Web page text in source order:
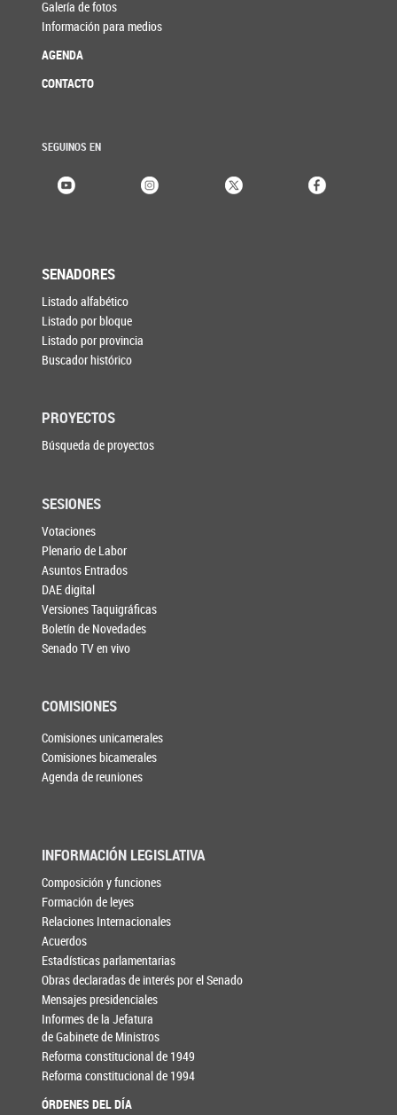
Galería de fotos
Información para medios
AGENDA
CONTACTO
SEGUINOS EN
SENADORES
Listado alfabético
Listado por bloque
Listado por provincia
Buscador histórico
PROYECTOS
Búsqueda de proyectos
SESIONES
Votaciones
Plenario de Labor
Asuntos Entrados
DAE digital
Versiones Taquigráficas
Boletín de Novedades
Senado TV en vivo
COMISIONES
Comisiones unicamerales
Comisiones bicamerales
Agenda de reuniones
INFORMACIÓN LEGISLATIVA
Composición y funciones
Formación de leyes
Relaciones Internacionales
Acuerdos
Estadísticas parlamentarias
Obras declaradas de interés por el Senado
Mensajes presidenciales
Informes de la Jefatura
de Gabinete de Ministros
Reforma constitucional de 1949
Reforma constitucional de 1994
ÓRDENES DEL DÍA